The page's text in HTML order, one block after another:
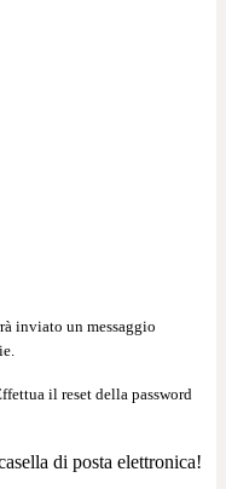
inviato un messaggio
il reset della password
di posta elettronica!